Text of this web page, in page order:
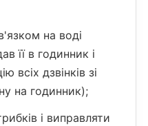
на воді
її в годинник і
всіх дзвінків зі
на годинник);
і виправляти